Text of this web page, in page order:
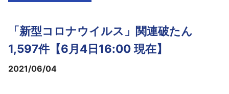
会社案内
「新型コロナウイルス」関連破たん
1,597件【6月4日16:00 現在】
2021/06/04